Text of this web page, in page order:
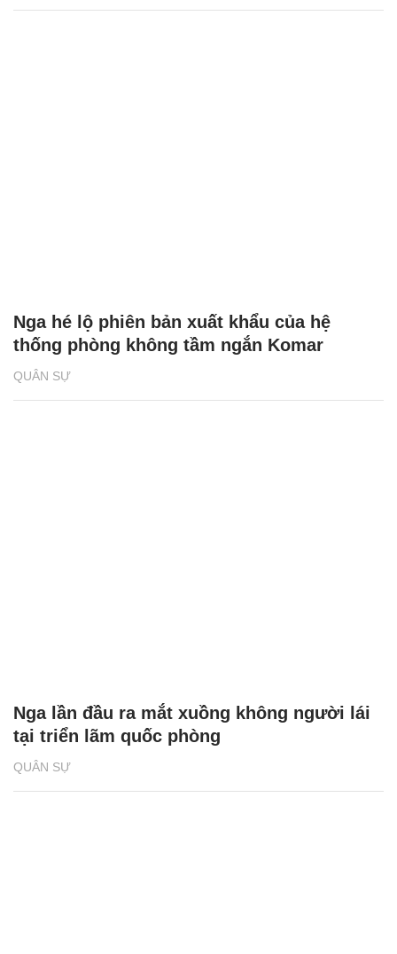
QUÂN SỰ
Nga hé lộ phiên bản xuất khẩu của hệ
thống phòng không tầm ngắn Komar
QUÂN SỰ
Nga lần đầu ra mắt xuồng không người lái
tại triển lãm quốc phòng